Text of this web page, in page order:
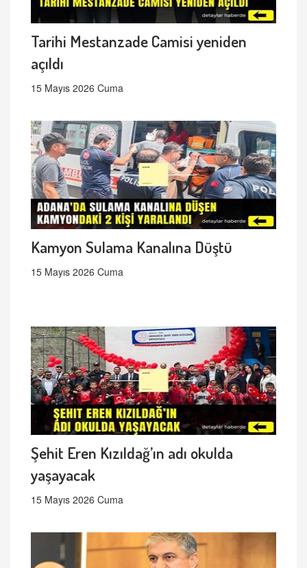
Tarihi Mestanzade Camisi yeniden
açıldı
15 Mayıs 2026 Cuma
Kamyon Sulama Kanalına Düştü
15 Mayıs 2026 Cuma
Şehit Eren Kızıldağ’ın adı okulda
yaşayacak
15 Mayıs 2026 Cuma